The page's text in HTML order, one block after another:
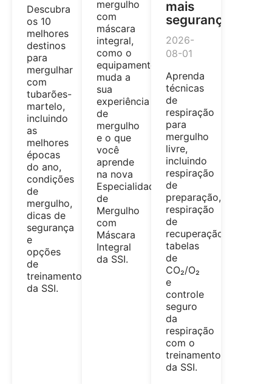
Descubra
os 10
melhores
destinos
para
mergulhar
com
tubarões-
martelo,
incluindo
as
melhores
épocas
do ano,
condições
de
mergulho,
dicas de
segurança
e
opções
de
treinamento
da SSI.
mergulho
com
máscara
integral,
como o
equipamento
muda a
sua
experiência
de
mergulho
e o que
você
aprende
na nova
Especialidade
de
Mergulho
com
Máscara
Integral
da SSI.
mais
segurança
2026-
08-01
Aprenda
técnicas
de
respiração
para
mergulho
livre,
incluindo
respiração
de
preparação,
respiração
de
recuperação,
tabelas
de
CO₂/O₂
e
controle
seguro
da
respiração
com o
treinamento
da SSI.